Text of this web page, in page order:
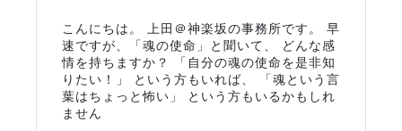
こんにちは。 上田＠神楽坂の事務所です。 早
速ですが、「魂の使命」と聞いて、 どんな感
情を持ちますか？ 「自分の魂の使命を是非知
りたい！」 という方もいれば、 「魂という言
葉はちょっと怖い」 という方もいるかもしれ
ません